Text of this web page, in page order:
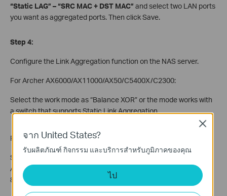
“Static LAG” – “SRC MAC + DST MAC” and select two LAN ports
you want as aggregated ports. Then click Save.
Step 4:
Configure the Link Aggregation function on the NAS server.
For Archer AX6000/AX11000/AX50/C5400X/C2300:
Select the work mode as “Balance XOR” or the mode works with
a switch that supports Static Link Aggregation.
For Archer C5400/C3150:
Select the work mode as “IEEE 802.3ad Dynamic Link
Aggregation” or the mode works with a switch supports IEEE
802.3ad (Dynamic) Link Aggregation (LACP, 802.1AX).
จาก United States?
รับผลิตภัณฑ์ กิจกรรม และบริการสำหรับภูมิภาคของคุณ
ไป
Close